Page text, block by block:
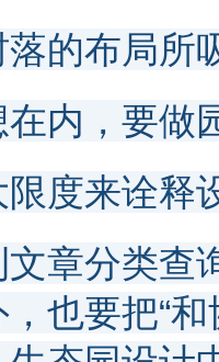
落的布局所
在内，要做
限度来诠释
文章分类查
，也要把“